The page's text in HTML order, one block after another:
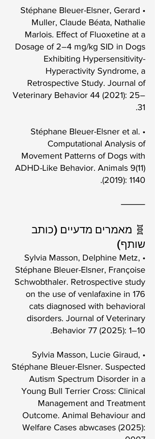
• Stéphane Bleuer-Elsner, Gerard
Muller, Claude Béata, Nathalie
Marlois. Effect of Fluoxetine at a
Dosage of 2–4 mg/kg SID in Dogs
Exhibiting Hypersensitivity-
Hyperactivity Syndrome, a
Retrospective Study. Journal of
Veterinary Behavior 44 (2021): 25–
31.
• Stéphane Bleuer-Elsner et al.
Computational Analysis of
Movement Patterns of Dogs with
ADHD-Like Behavior. Animals 9(11)
(2019): 1140.
⸻
🧬 מאמרים מדעיים (כותב
שותף)
• Sylvia Masson, Delphine Metz,
Stéphane Bleuer-Elsner, Françoise
Schwobthaler. Retrospective study
on the use of venlafaxine in 176
cats diagnosed with behavioral
disorders. Journal of Veterinary
Behavior 77 (2025): 1–10.
• Sylvia Masson, Lucie Giraud,
Stéphane Bleuer-Elsner. Suspected
Autism Spectrum Disorder in a
Young Bull Terrier Cross: Clinical
Management and Treatment
Outcome. Animal Behaviour and
Welfare Cases abwcases (2025):